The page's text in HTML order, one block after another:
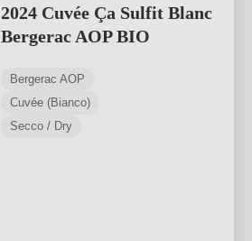
2024 Cuvée Ça Sulfit Blanc
Bergerac AOP BIO
Bergerac AOP
Cuvée (Bianco)
Secco / Dry